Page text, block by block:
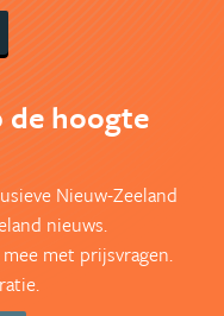
de hoogte
Nieuw-Zeeland
nieuws.
met prijsvragen.